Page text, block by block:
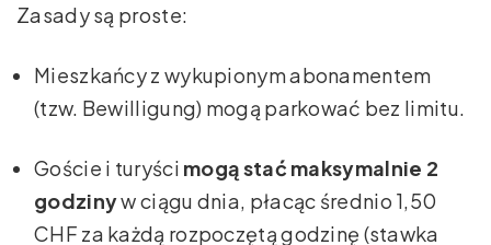
Zasady są proste:
Mieszkańcy z wykupionym abonamentem
(tzw. Bewilligung) mogą parkować bez limitu.
Goście i turyści mogą stać maksymalnie 2
godzinyw ciągu dnia, płacąc średnio 1,50
CHF za każdą rozpoczętą godzinę (stawka